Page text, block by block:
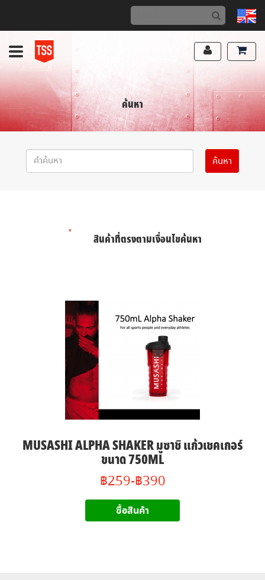
ค้นหา
สินค้าที่ตรงตามเงื่อนไขค้นหา
MUSASHI ALPHA SHAKER มูซาชิ แก้วเชคเกอร์
ขนาด 750ML
฿259-฿390
ซื้อสินค้า